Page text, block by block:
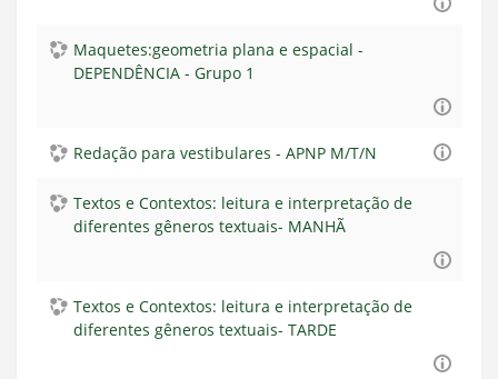
Maquetes:geometria plana e espacial -
DEPENDÊNCIA - Grupo 1
Redação para vestibulares - APNP M/T/N
Textos e Contextos: leitura e interpretação de
diferentes gêneros textuais- MANHÃ
Textos e Contextos: leitura e interpretação de
diferentes gêneros textuais- TARDE